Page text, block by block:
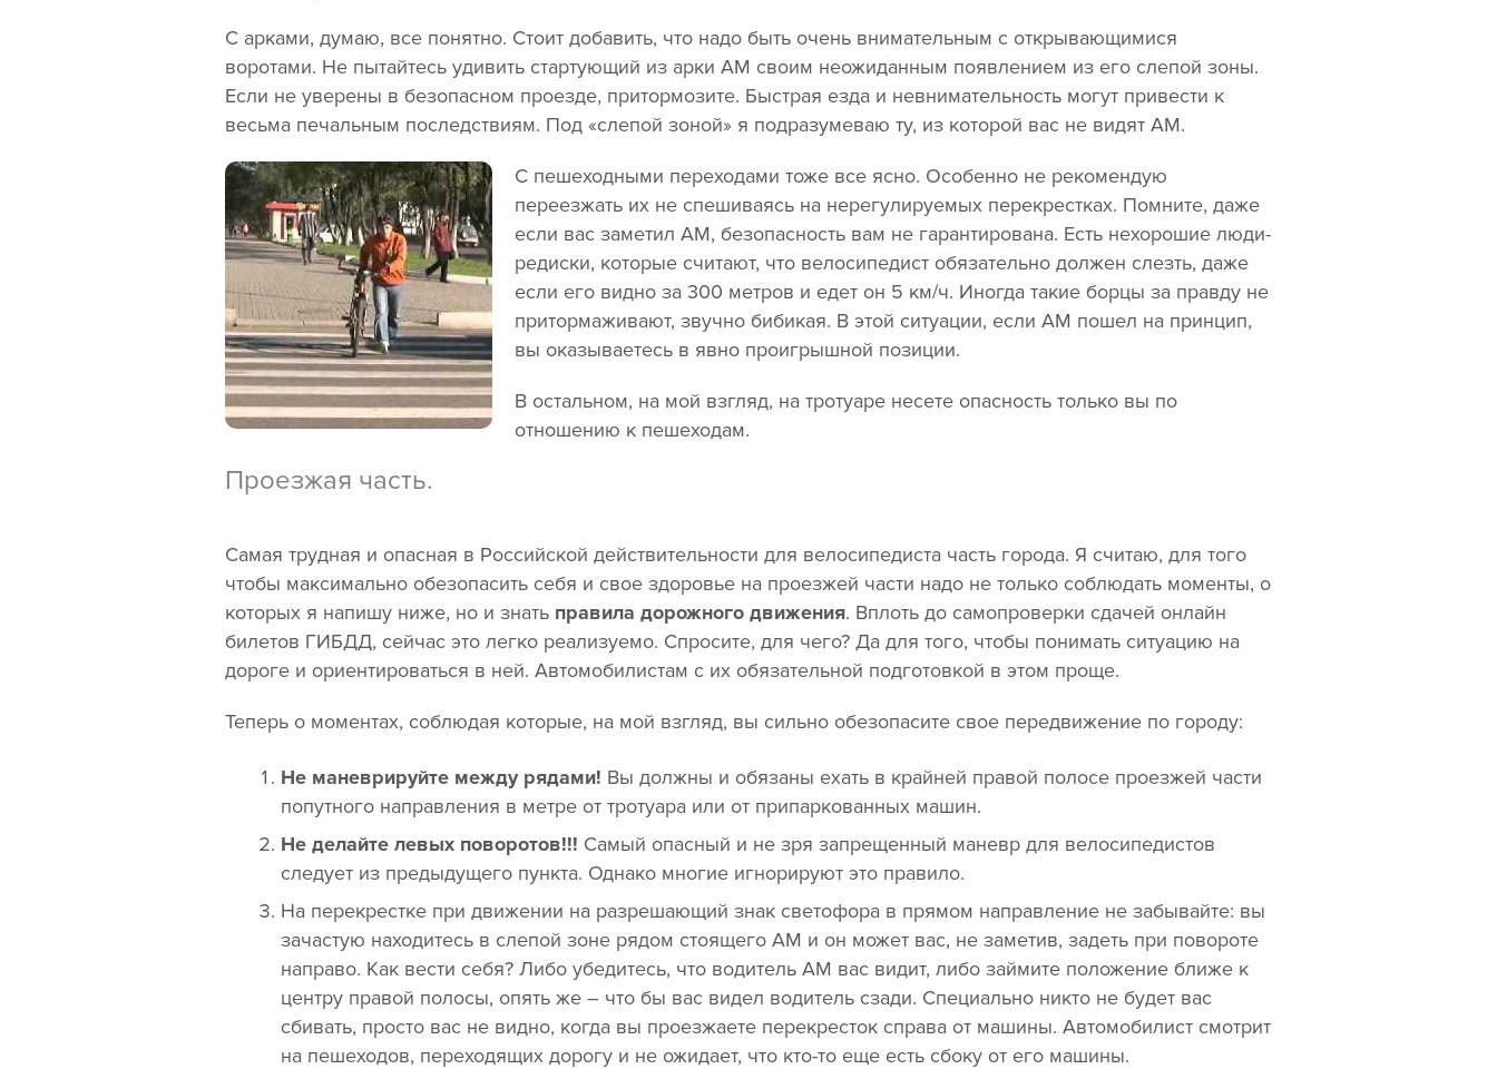
С арками, думаю, все понятно. Стоит добавить, что надо быть очень внимательным с открывающимися
воротами. Не пытайтесь удивить стартующий из арки АМ своим неожиданным появлением из его слепой зоны.
Если не уверены в безопасном проезде, притормозите. Быстрая езда и невнимательность могут привести к
весьма печальным последствиям. Под «слепой зоной» я подразумеваю ту, из которой вас не видят АМ.
С пешеходными переходами тоже все ясно. Особенно не рекомендую
переезжать их не спешиваясь на нерегулируемых перекрестках. Помните, даже
если вас заметил АМ, безопасность вам не гарантирована. Есть нехорошие люди-
редиски, которые считают, что велосипедист обязательно должен слезть, даже
если его видно за 300 метров и едет он 5 км/ч. Иногда такие борцы за правду не
притормаживают, звучно бибикая. В этой ситуации, если АМ пошел на принцип,
вы оказываетесь в явно проигрышной позиции.
В остальном, на мой взгляд, на тротуаре несете опасность только вы по
отношению к пешеходам.
Проезжая часть.
Самая трудная и опасная в Российской действительности для велосипедиста часть города. Я считаю, для того
чтобы максимально обезопасить себя и свое здоровье на проезжей части надо не только соблюдать моменты, о
которых я напишу ниже, но и знать правила дорожного движения. Вплоть до самопроверки сдачей онлайн
билетов ГИБДД, сейчас это легко реализуемо. Спросите, для чего? Да для того, чтобы понимать ситуацию на
дороге и ориентироваться в ней. Автомобилистам с их обязательной подготовкой в этом проще.
Теперь о моментах, соблюдая которые, на мой взгляд, вы сильно обезопасите свое передвижение по городу:
Не маневрируйте между рядами! Вы должны и обязаны ехать в крайней правой полосе проезжей части
попутного направления в метре от тротуара или от припаркованных машин.
Не делайте левых поворотов!!! Самый опасный и не зря запрещенный маневр для велосипедистов
следует из предыдущего пункта. Однако многие игнорируют это правило.
На перекрестке при движении на разрешающий знак светофора в прямом направление не забывайте: вы
зачастую находитесь в слепой зоне рядом стоящего АМ и он может вас, не заметив, задеть при повороте
направо. Как вести себя? Либо убедитесь, что водитель АМ вас видит, либо займите положение ближе к
центру правой полосы, опять же – что бы вас видел водитель сзади. Специально никто не будет вас
сбивать, просто вас не видно, когда вы проезжаете перекресток справа от машины. Автомобилист смотрит
на пешеходов, переходящих дорогу и не ожидает, что кто-то еще есть сбоку от его машины.